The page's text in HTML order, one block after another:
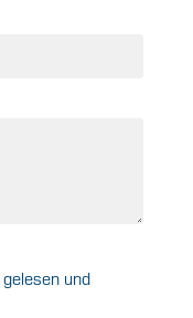
gelesen und